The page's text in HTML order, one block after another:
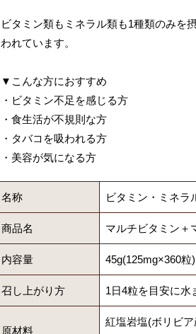
ビタミン類もミネラル類も1種類のみを
われています。
▼こんな方におすすめ
・ビタミン不足を感じる方
・食生活が不規則な方
・タバコを吸われる方
・美容が気になる方
名称 ビタミン・ミネラ
商品名 マルチビタミン＋
内容量 45g(125mg×360粒)
召し上がり方 1日4粒を目安に水
原材料
紅塩岩塩(ボリビ